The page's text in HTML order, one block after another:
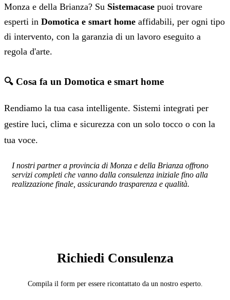
Monza e della Brianza? Su Sistemacase puoi trovare
esperti in Domotica e smart home affidabili, per ogni tipo
di intervento, con la garanzia di un lavoro eseguito a
regola d'arte.
🔍 Cosa fa un Domotica e smart home
Rendiamo la tua casa intelligente. Sistemi integrati per
gestire luci, clima e sicurezza con un solo tocco o con la
tua voce.
I nostri partner a provincia di Monza e della Brianza offrono
servizi completi che vanno dalla consulenza iniziale fino alla
realizzazione finale, assicurando trasparenza e qualità.
Richiedi Consulenza
Compila il form per essere ricontattato da un nostro esperto.